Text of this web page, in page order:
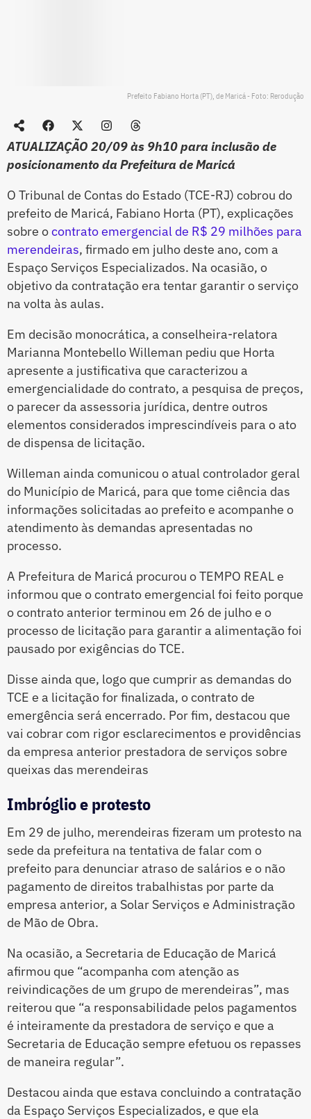
Prefeito Fabiano Horta (PT), de Maricá - Foto: Rerodução
ATUALIZAÇÃO 20/09 às 9h10 para inclusão de
posicionamento da Prefeitura de Maricá
O Tribunal de Contas do Estado (TCE-RJ) cobrou do
prefeito de Maricá, Fabiano Horta (PT), explicações
sobre ocontrato emergencial de R$ 29 milhões para
merendeiras, firmado em julho deste ano, com a
Espaço Serviços Especializados. Na ocasião, o
objetivo da contratação era tentar garantir o serviço
na volta às aulas.
Em decisão monocrática, a conselheira-relatora
Marianna Montebello Willeman pediu que Horta
apresente a justificativa que caracterizou a
emergencialidade do contrato, a pesquisa de preços,
o parecer da assessoria jurídica, dentre outros
elementos considerados imprescindíveis para o ato
de dispensa de licitação.
Willeman ainda comunicou o atual controlador geral
do Município de Maricá, para que tome ciência das
informações solicitadas ao prefeito e acompanhe o
atendimento às demandas apresentadas no
processo.
A Prefeitura de Maricá procurou o TEMPO REAL e
informou que o contrato emergencial foi feito porque
o contrato anterior terminou em 26 de julho e o
processo de licitação para garantir a alimentação foi
pausado por exigências do TCE.
Disse ainda que, logo que cumprir as demandas do
TCE e a licitação for finalizada, o contrato de
emergência será encerrado. Por fim, destacou que
vai cobrar com rigor esclarecimentos e providências
da empresa anterior prestadora de serviços sobre
queixas das merendeiras
Imbróglio e protesto
Em 29 de julho, merendeiras fizeram um protesto na
sede da prefeitura na tentativa de falar com o
prefeito para denunciar atraso de salários e o não
pagamento de direitos trabalhistas por parte da
empresa anterior, a Solar Serviços e Administração
de Mão de Obra.
Na ocasião, a Secretaria de Educação de Maricá
afirmou que “acompanha com atenção as
reivindicações de um grupo de merendeiras”, mas
reiterou que “a responsabilidade pelos pagamentos
é inteiramente da prestadora de serviço e que a
Secretaria de Educação sempre efetuou os repasses
de maneira regular”.
Destacou ainda que estava concluindo a contratação
da Espaço Serviços Especializados, e que ela